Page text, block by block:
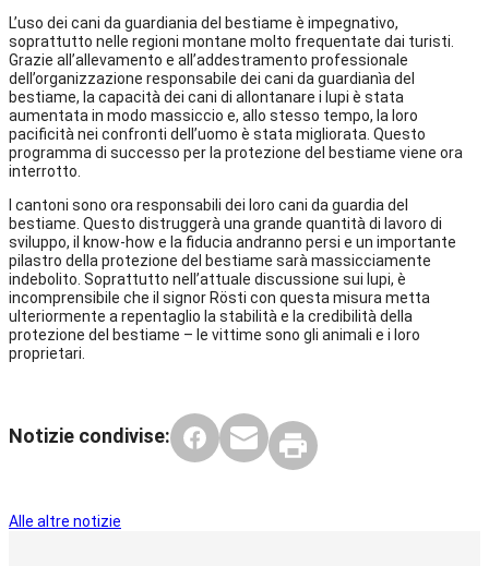
L’uso dei cani da guardiania del bestiame è impegnativo,
soprattutto nelle regioni montane molto frequentate dai turisti.
Grazie all’allevamento e all’addestramento professionale
dell’organizzazione responsabile dei cani da guardianìa del
bestiame, la capacità dei cani di allontanare i lupi è stata
aumentata in modo massiccio e, allo stesso tempo, la loro
pacificità nei confronti dell’uomo è stata migliorata. Questo
programma di successo per la protezione del bestiame viene ora
interrotto.
I cantoni sono ora responsabili dei loro cani da guardia del
bestiame. Questo distruggerà una grande quantità di lavoro di
sviluppo, il know-how e la fiducia andranno persi e un importante
pilastro della protezione del bestiame sarà massicciamente
indebolito. Soprattutto nell’attuale discussione sui lupi, è
incomprensibile che il signor Rösti con questa misura metta
ulteriormente a repentaglio la stabilità e la credibilità della
protezione del bestiame – le vittime sono gli animali e i loro
proprietari.
Notizie condivise:
Alle altre notizie